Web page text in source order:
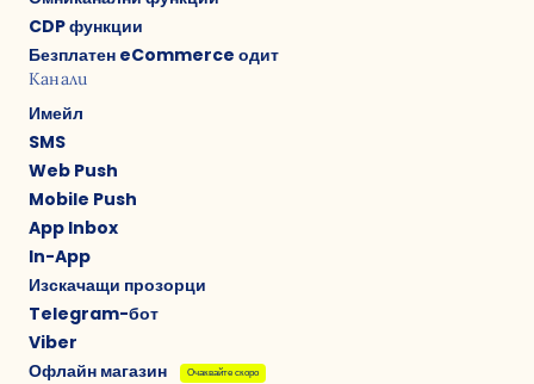
CDP функции
Безплатен eCommerce одит
Канали
Имейл
SMS
Web Push
Mobile Push
App Inbox
In-App
Изскачащи прозорци
Telegram-бот
Viber
Офлайн магазин
Очаквайте скоро